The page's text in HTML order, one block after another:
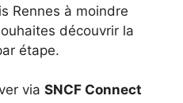
Rennes à moindre
découvrir la
étape.
via SNCF Connect